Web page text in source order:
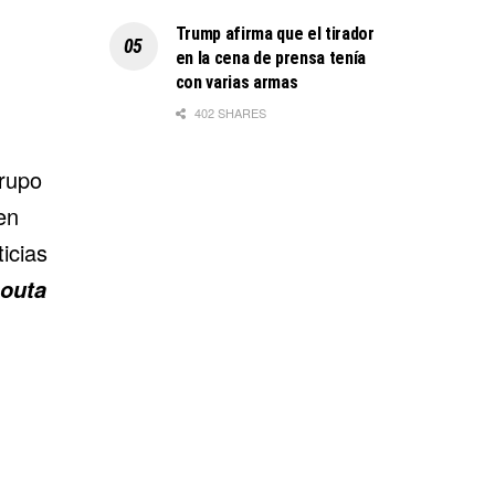
Trump afirma que el tirador
en la cena de prensa tenía
con varias armas
402 SHARES